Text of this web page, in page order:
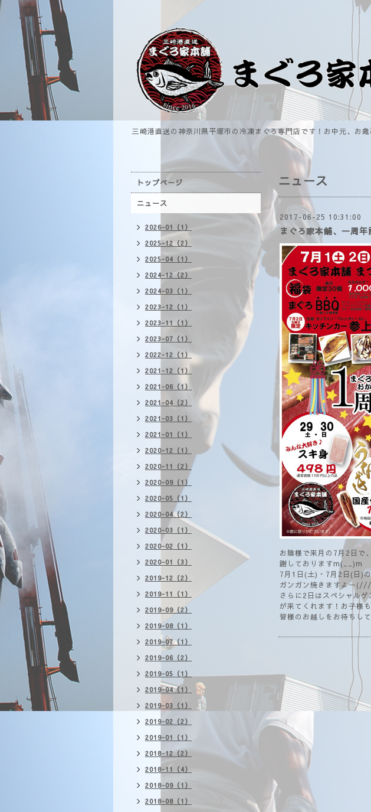
三崎港直送の神奈川県平塚市の冷凍まぐろ専門店です！お中元、お
ニュース
2017-06-25 10:31:00
まぐろ家本舗、一周年
お陰様で来月の7月2日で
謝しておりますm(__)m
7月1日(土)・7月2日(日)
ガンガン焼きますよ
さらに2日はスペシャル
が来てくれます！お子様
皆様のお越しをお待ちし
トップページ
ニュース
2026-01（1）
2025-12（2）
2025-04（1）
2024-12（2）
2024-03（1）
2023-12（1）
2023-11（1）
2023-07（1）
2022-12（1）
2021-12（1）
2021-06（1）
2021-04（2）
2021-03（1）
2021-01（1）
2020-12（1）
2020-11（2）
2020-09（1）
2020-05（1）
2020-04（2）
2020-03（1）
2020-02（1）
2020-01（3）
2019-12（2）
2019-11（1）
2019-09（2）
2019-08（1）
2019-07（1）
2019-06（2）
2019-05（1）
2019-04（1）
2019-03（1）
2019-02（2）
2019-01（1）
2018-12（2）
2018-11（4）
2018-09（1）
2018-08（1）